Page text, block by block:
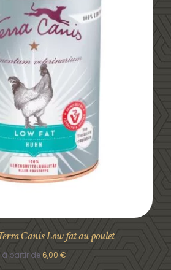
DÉTAILS
Canis Low fat au poulet
à partir de 6,00 €